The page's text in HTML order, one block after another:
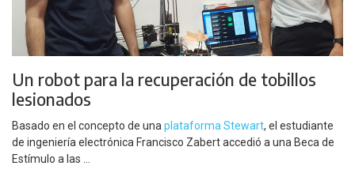
Un robot para la recuperación de tobillos
lesionados
Basado en el concepto de una plataforma Stewart, el estudiante
de ingeniería electrónica Francisco Zabert accedió a una Beca de
Estímulo a las ...